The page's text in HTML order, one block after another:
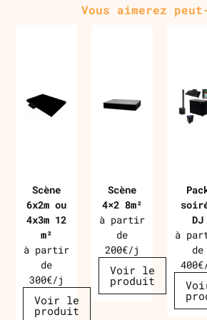
Vous aimerez
Scène
6x2m ou
4x3m 12
m²
à partir
de
300€/j
Voir le
produit
Scène
4×2 8m²
à partir
de
200€/j
Voir le
produit
DJ
à
de